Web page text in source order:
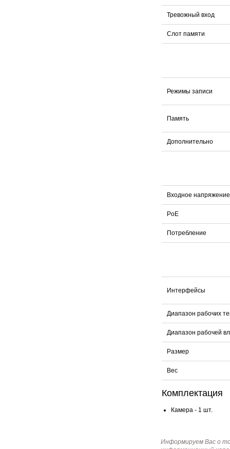
Тревожный вход
Слот памяти
Режимы записи
Память
Дополнительно
Входное напряжение
PoE
Потребление
Интерфейсы
Диапазон рабочих
Диапазон рабочей
Размер
Вес
Комплектация
Камера - 1 шт.
Информируем Вас о